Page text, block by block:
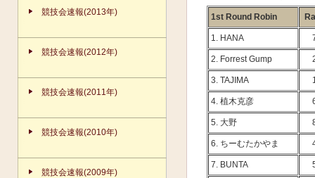
競技会速報(2013年)
競技会速報(2012年)
競技会速報(2011年)
競技会速報(2010年)
競技会速報(2009年)
1st Round Robin
1. HANA
2. Forrest Gump
3. TAJIMA
4. 植木克彦
5. 大野
6. ちーむたかやま
7. BUNTA